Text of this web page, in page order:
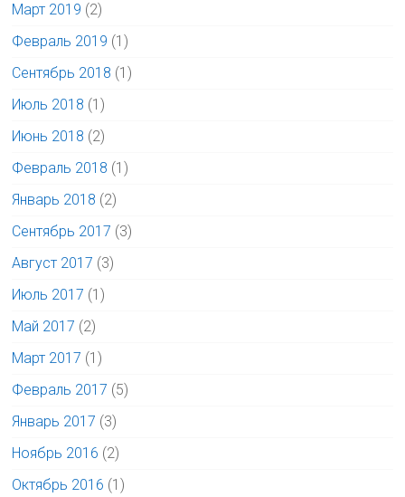
Март 2019 (2)
Февраль 2019 (1)
Сентябрь 2018 (1)
Июль 2018 (1)
Июнь 2018 (2)
Февраль 2018 (1)
Январь 2018 (2)
Сентябрь 2017 (3)
Август 2017 (3)
Июль 2017 (1)
Май 2017 (2)
Март 2017 (1)
Февраль 2017 (5)
Январь 2017 (3)
Ноябрь 2016 (2)
Октябрь 2016 (1)